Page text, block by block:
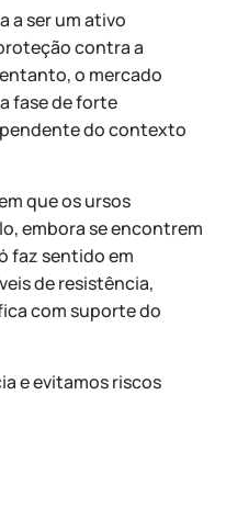
a ser um ativo
contra a
o mercado
fase de forte
do contexto
que os ursos
embora se encontrem
faz sentido em
de resistência,
com suporte do
e evitamos riscos